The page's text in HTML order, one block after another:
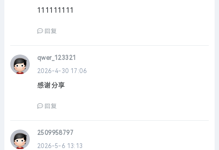
111111111
回复
qwer_123321
2026-4-30 17:06
感谢分享
回复
2509958797
2026-5-6 13:13